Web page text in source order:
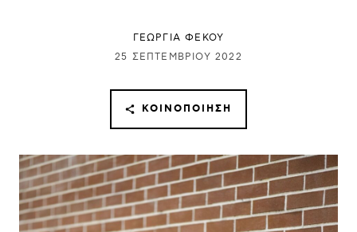
ΓΕΩΡΓΙΑ ΦΕΚΟΥ
25 ΣΕΠΤΕΜΒΡΊΟΥ 2022
ΚΟΙΝΟΠΟΊΗΣΗ